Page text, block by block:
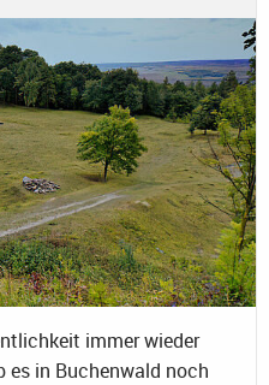
immer wieder
es in Buchenwald noch